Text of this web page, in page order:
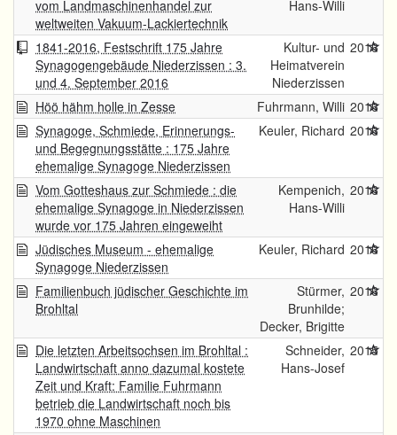
vom Landmaschinenhandel zur
weltweiten Vakuum-Lackiertechnik
Hans-Willi
1841-2016, Festschrift 175 Jahre
Synagogengebäude Niederzissen : 3.
und 4. September 2016
Kultur- und
Heimatverein
Niederzissen
2016
Höö hähm holle in Zesse Fuhrmann, Willi 2016
Synagoge, Schmiede, Erinnerungs-
und Begegnungsstätte : 175 Jahre
ehemalige Synagoge Niederzissen
Keuler, Richard 2016
Vom Gotteshaus zur Schmiede : die
ehemalige Synagoge in Niederzissen
wurde vor 175 Jahren eingeweiht
Kempenich,
Hans-Willi
2016
Jüdisches Museum - ehemalige
Synagoge Niederzissen
Keuler, Richard 2016
Familienbuch jüdischer Geschichte im
Brohltal
Stürmer,
Brunhilde;
Decker, Brigitte
2016
Die letzten Arbeitsochsen im Brohltal :
Landwirtschaft anno dazumal kostete
Zeit und Kraft: Familie Fuhrmann
betrieb die Landwirtschaft noch bis
1970 ohne Maschinen
Schneider,
Hans-Josef
2015